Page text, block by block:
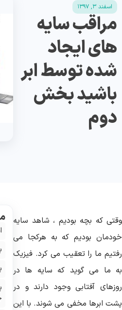
اسفند ۳, ۱۳۹۷
مراقب سایه
های ایجاد
شده توسط ابر
باشید بخش
دوم
که بچه بودیم ، شاهد سایه
بودیم که به هرکجا می
ما را تعقیب می کرد. فیزیک
ما می گوید که سایه ها در
آفتابی وجود دارند و در
ابرها مخفی می شوند. با این